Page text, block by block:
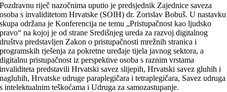
Pozdravnu riječ nazočnima uputio je predsjednik Zajednice saveza
osoba s invaliditetom Hrvatske (SOIH) dr. Zorislav Bobuš. U nastavku
skupa održana je Konferencija ne temu „Pristupačnost kao ljudsko
pravo“ na kojoj je od strane Središnjeg ureda za razvoj digitalnog
društva predstavljen Zakon o pristupačnosti mrežnih stranica i
programskih rješenja za pokretne uređaje tijela javnog sektora, a
digitalnu pristupačnost iz perspektive osoba s raznim vrstama
invaliditeta predstavili Hrvatski savez slijepih, Hrvatski savez gluhih i
nagluhih, Hrvatske udruge paraplegičara i tetraplegičara, Savez udruga
s intelektualnim teškoćama i Udruga za samozastupanje.